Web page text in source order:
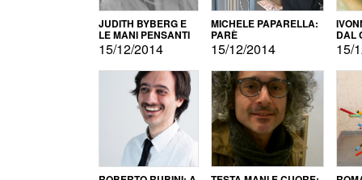
JUDITH BYBERG E
LE MANI PENSANTI
15/12/2014
MICHELE PAPARELLA:
PARÈ
15/12/2014
DAL
15/